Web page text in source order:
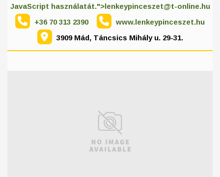
JavaScript használatát.">lenkeypinceszet@t-online.hu
+36 70 313 2390
www.lenkeypinceszet.hu
3909 Mád, Táncsics Mihály u. 29-31.